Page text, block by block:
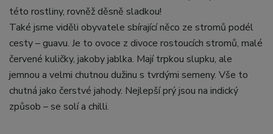
této rostliny, rovněž děsně sladkou!
Také jsme viděli obyvatele sbírající něco ze stromů podél
cesty – guavu. Je to ovoce z divoce rostoucích stromů, malé
červené kuličky, jakoby jablka. Mají trpkou slupku, ale
jemnou a velmi chutnou dužinu s tvrdými semeny. Vše to
chutná jako čerstvé jahody. Nejlepší prý jsou na indický
způsob – se solí a chilli.